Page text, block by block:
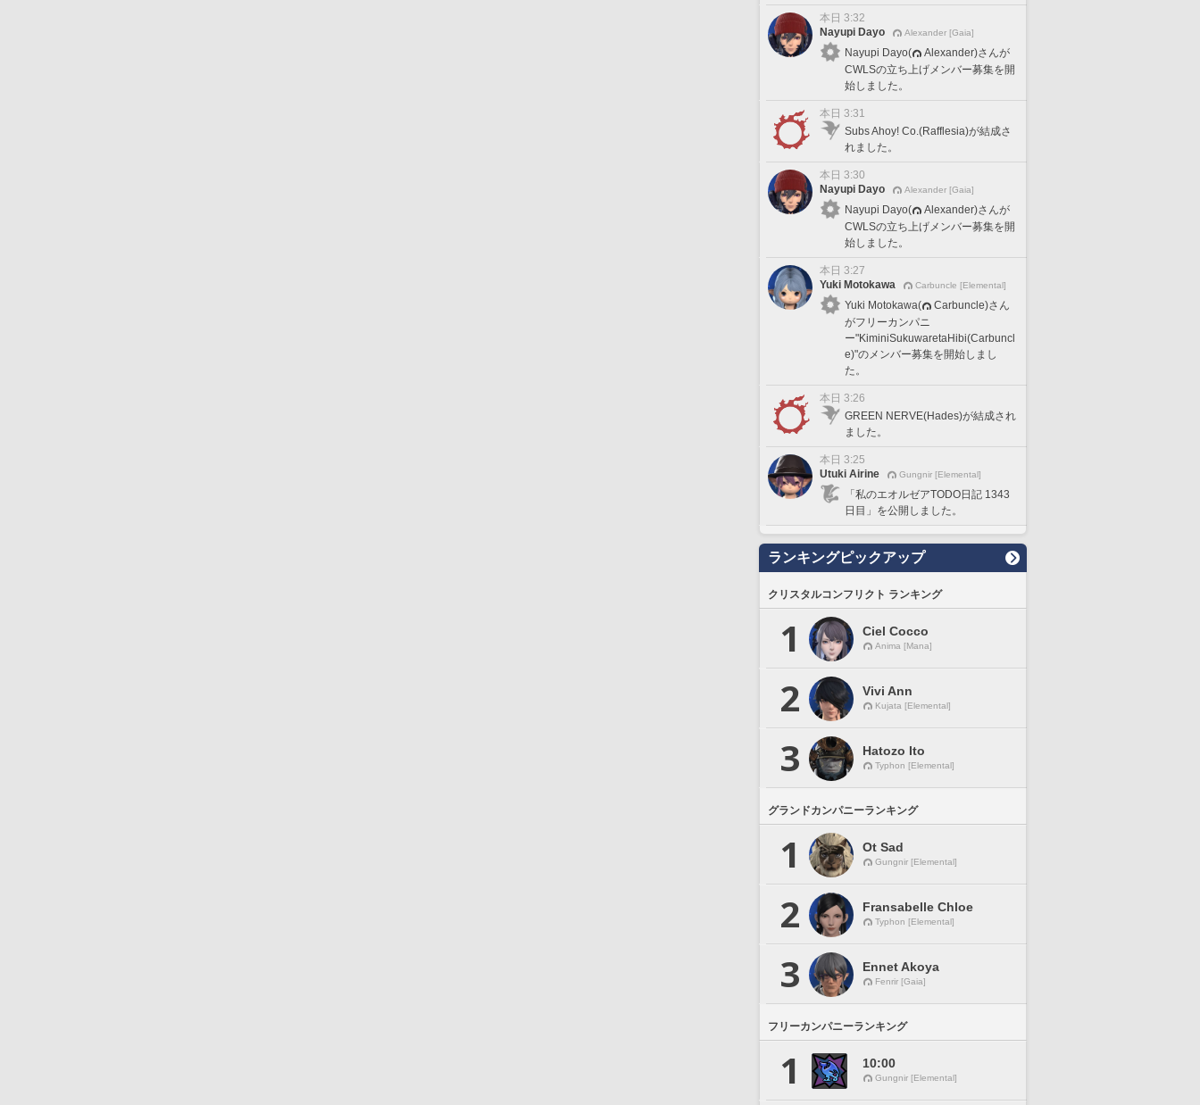
本日 3:32
Nayupi Dayo
Alexander [Gaia]
Nayupi Dayo(
Alexander)さんが
CWLSの立ち上げメンバー募集を開
始しました。
本日 3:31
Subs Ahoy! Co.(Rafflesia)が結成さ
れました。
本日 3:30
Nayupi Dayo
Alexander [Gaia]
Nayupi Dayo(
Alexander)さんが
CWLSの立ち上げメンバー募集を開
始しました。
本日 3:27
Yuki Motokawa
Carbuncle [Elemental]
Yuki Motokawa(
Carbuncle)さん
がフリーカンパニ
ー"KiminiSukuwaretaHibi(Carbuncl
e)"のメンバー募集を開始しまし
た。
本日 3:26
GREEN NERVE(Hades)が結成され
ました。
本日 3:25
Utuki Airine
Gungnir [Elemental]
「私のエオルゼアTODO日記 1343
日目」を公開しました。
ランキングピックアップ
クリスタルコンフリクト ランキング
1 Ciel Cocco
Anima [Mana]
2 Vivi Ann
Kujata [Elemental]
3 Hatozo Ito
Typhon [Elemental]
グランドカンパニーランキング
1 Ot Sad
Gungnir [Elemental]
2 Fransabelle Chloe
Typhon [Elemental]
3 Ennet Akoya
Fenrir [Gaia]
フリーカンパニーランキング
1 10:00
Gungnir [Elemental]